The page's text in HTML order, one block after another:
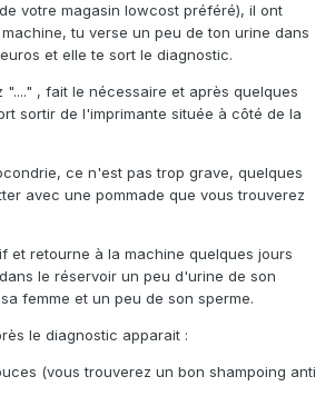
votre magasin lowcost préféré), il ont
tu verse un peu de ton urine dans
et elle te sort le diagnostic.
"...." , fait le nécessaire et après quelques
sortir de l'imprimante située à côté de la
ce n'est pas trop grave, quelques
avec une pommade que vous trouverez
et retourne à la machine quelques jours
le réservoir un peu d'urine de son
femme et un peu de son sperme.
le diagnostic apparait :
(vous trouverez un bon shampoing anti